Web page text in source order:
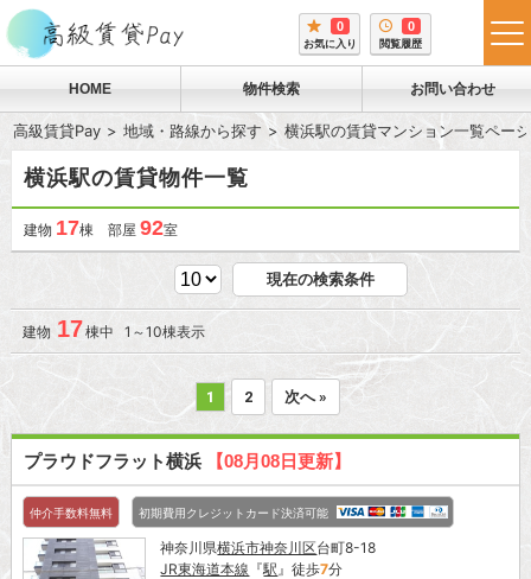
0
お気に入り
0
閲覧履歴
HOME 物件検索 お問い合わせ
高級賃貸Pay 地域・路線から探す 横浜駅の賃貸マンション一覧ページ
横浜駅の賃貸物件一覧
建物 17棟 部屋 92室
現在の検索条件
建物 17棟中 1～10棟表示
1 2 次へ »
プラウドフラット横浜 【08月08日更新】
仲介手数料無料 初期費用クレジットカード決済可能
神奈川県横浜市神奈川区台町8-18
JR東海道本線 『駅』徒歩7分